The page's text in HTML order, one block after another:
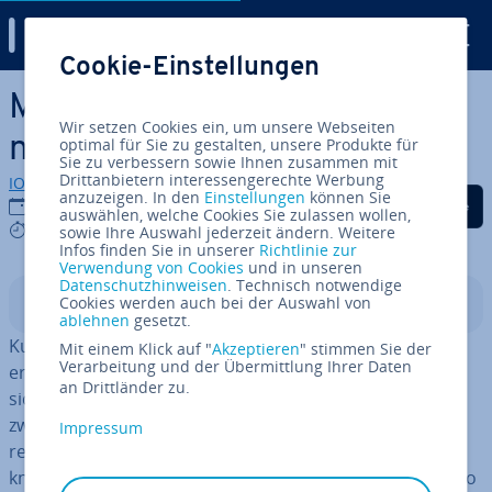
Zum Haupt­in­halt springen
Marketing Basics: Data Ma­
nage­ment Platform
IONOS Redaktion
12.04.2018
3 mins
Auf Facebook teilen
Auf Twitter teilen
Auf LinkedIn
In­halts­ver­zeich­nis
Kun­den­da­ten sind Gold wert für jeden Marketer – doch
erst durch eine Data Ma­nage­ment Platform lassen sie
sich logisch ver­knüp­fen und stra­te­gisch für Mar­ke­ting­
zwe­cke nutzen. Data Ma­nage­ment Platforms or­ga­ni­sie­
ren dafür nicht nur die eigenen Kun­den­da­ten, sie ver­
knüp­fen auch Daten von Dritt­an­bie­tern und erlauben so
Cookie-Einstellungen
Wir setzen Cookies ein, um unsere Webseiten
optimal für Sie zu gestalten, unsere Produkte für
Sie zu verbessern sowie Ihnen zusammen mit
Drittanbietern interessengerechte Werbung
anzuzeigen. In den Einstellungen können Sie
auswählen, welche Cookies Sie zulassen wollen,
sowie Ihre Auswahl jederzeit ändern. Weitere
Infos finden Sie in unserer Richtlinie zur
Verwendung von Cookies und in unseren
Datenschutzhinweisen. Technisch notwendige
Cookies werden auch bei der Auswahl von
ablehnen gesetzt.
Mit einem Klick auf "Akzeptieren" stimmen Sie der
Verarbeitung und der Übermittlung Ihrer Daten
an Drittländer zu.
Impressum